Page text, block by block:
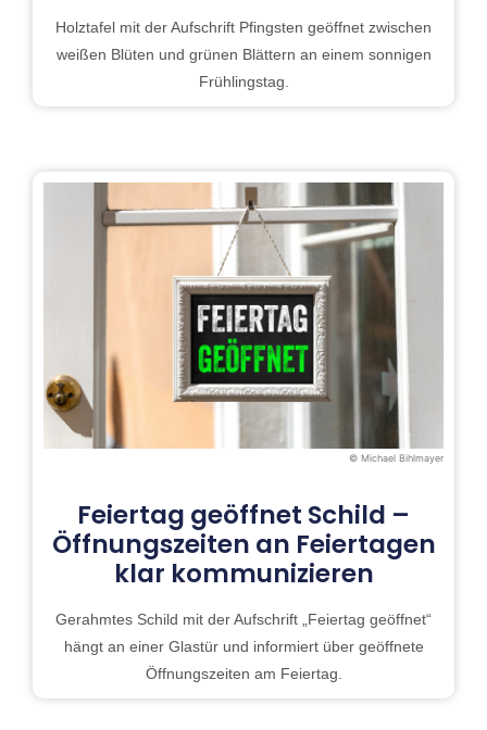
Holztafel mit der Aufschrift Pfingsten geöffnet zwischen
weißen Blüten und grünen Blättern an einem sonnigen
Frühlingstag.
© Michael Bihlmayer
Feiertag geöffnet Schild –
Öffnungszeiten an Feiertagen
klar kommunizieren
Gerahmtes Schild mit der Aufschrift „Feiertag geöffnet“
hängt an einer Glastür und informiert über geöffnete
Öffnungszeiten am Feiertag.